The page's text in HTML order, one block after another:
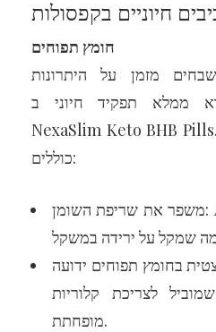
חומץ תפוחים
מזמן על היתרונות
ממלא תפקיד חיוני ב-
NexaSlim Keto BHB Pills. היתרונות העיקריים שלו
כוללים:
משפר את שריפת השומן: ACV מסייע בהמרת שומן
בחומץ תפוחים ידועה
לצריכת קלוריות
מופחתת.